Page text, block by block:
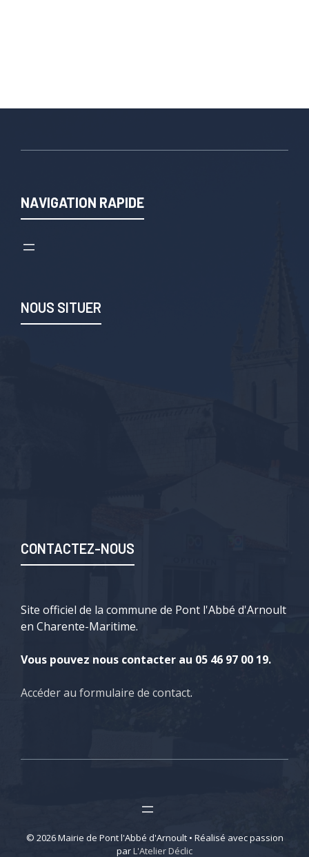
NAVIGATION RAPIDE
NOUS SITUER
CONTACTEZ-NOUS
Site officiel de la commune de Pont l'Abbé d'Arnoult
en Charente-Maritime.
Vous pouvez nous contacter au 05 46 97 00 19.
Accéder au formulaire de contact.
© 2026 Mairie de Pont l'Abbé d'Arnoult • Réalisé avec passion
parL'Atelier Déclic